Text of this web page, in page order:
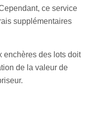
ce service
supplémentaires
enchères des lots doit
de la valeur de